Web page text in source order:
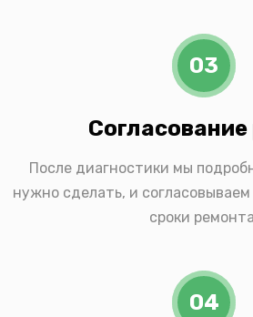
03
Согласование
После диагностики мы
нужно сделать, и
сроки
04